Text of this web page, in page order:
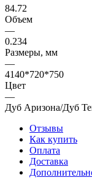
84.72
Объем
—
0.234
Размеры, мм
—
4140*720*750
Цвет
—
Дуб Аризона/Дуб
Отзывы
Как купить
Оплата
Доставка